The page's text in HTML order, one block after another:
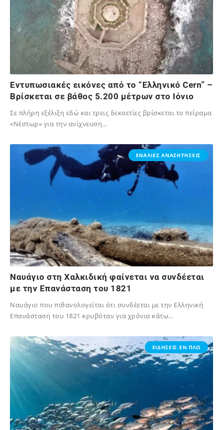
Εντυπωσιακές εικόνες από το “Ελληνικό Cern” –
Bρίσκεται σε βάθος 5.200 μέτρων στο Ιόνιο
Σε πλήρη εξέλιξη εδώ και τρεις δεκαετίες βρίσκεται το πείραμα
«Νέστωρ» για την ανίχνευση…
ΕΝΑΛΙΕΣ ΑΝΑΖΗΤΗΣΕΙΣ
Ναυάγιο στη Χαλκιδική φαίνεται να συνδέεται
με την Επανάσταση του 1821
Ναυάγιο που πιθανολογείται ότι συνδέεται με την Ελληνική
Επανάσταση του 1821 κρυβόταν για χρόνια κάτω…
ΕΙΔΗΣΕΙΣ ΕΝ ΠΛΩ